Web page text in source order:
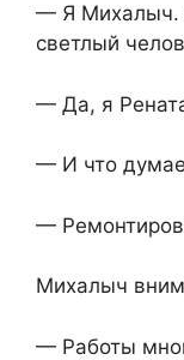
— Я Михалыч.
светлый
— Да, я
— И что
—
Михалыч
— Работы